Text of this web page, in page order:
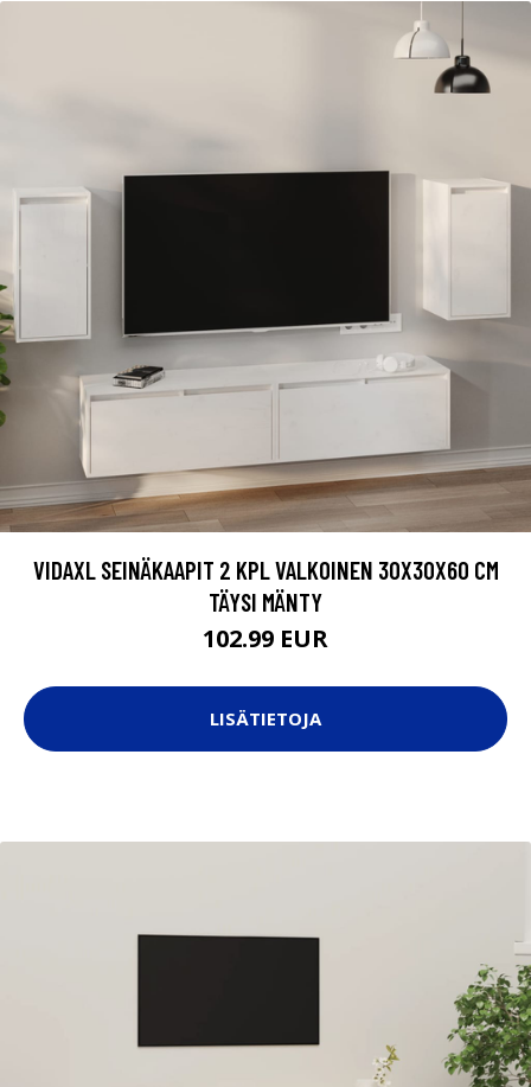
VIDAXL SEINÄKAAPIT 2 KPL VALKOINEN 30X30X60 CM
TÄYSI MÄNTY
102.99 EUR
LISÄTIETOJA